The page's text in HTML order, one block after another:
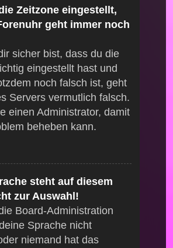
Zeitzone eingestellt,
geht immer noch
sicher bist, dass du die
eingestellt hast und
noch falsch ist, geht
Servers vermutlich falsch.
einen Administrator, damit
beheben kann.
steht auf diesem
zur Auswahl!
Board-Administration
Sprache nicht
niemand hat das